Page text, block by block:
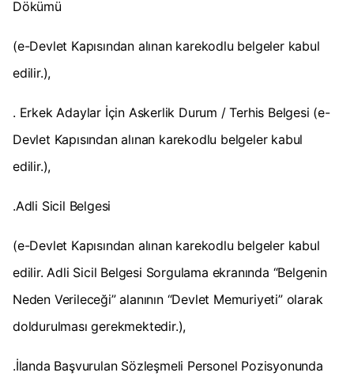
Dökümü
(e-Devlet Kapısından alınan karekodlu belgeler kabul
edilir.),
. Erkek Adaylar İçin Askerlik Durum / Terhis Belgesi (e-
Devlet Kapısından alınan karekodlu belgeler kabul
edilir.),
.Adli Sicil Belgesi
(e-Devlet Kapısından alınan karekodlu belgeler kabul
edilir. Adli Sicil Belgesi Sorgulama ekranında “Belgenin
Neden Verileceği” alanının “Devlet Memuriyeti” olarak
doldurulması gerekmektedir.),
.İlanda Başvurulan Sözleşmeli Personel Pozisyonunda